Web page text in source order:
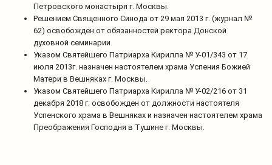
Петровского монастыря г. Москвы.
Решением Священного Синода от 29 мая 2013 г. (журнал №
62) освобожден от обязанностей ректора Донской
духовной семинарии.
Указом Святейшего Патриарха Кирилла № У-01/343 от 17
июля 2013г. назначен настоятелем храма Успения Божией
Матери в Вешняках г. Москвы.
Указом Святейшего Патриарха Кирилла № У-02/216 от 31
декабря 2018 г. освобожден от должности настоятеля
Успенского храма в Вешняках и назначен настоятелем храма
Преображения Господня в Тушине г. Москвы.